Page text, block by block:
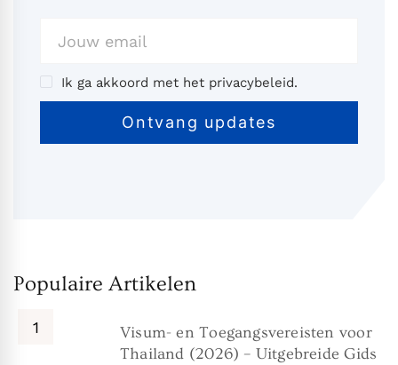
Ik ga akkoord met het privacybeleid.
Populaire Artikelen
Visum- en Toegangsvereisten voor
Thailand (2026) – Uitgebreide Gids